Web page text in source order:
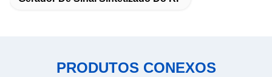
PRODUTOS CONEXOS